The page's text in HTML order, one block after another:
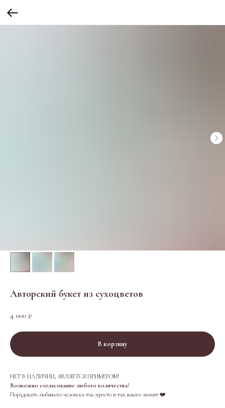
Авторский букет из сухоцветов
4 000 ₽
В корзину
НЕТ В НАЛИЧИИ, ЯВЛЯЕТСЯ ПРИМЕРОМ!
Возможно согласование любого количества!
Порадовать любимого человека так просто и так много значит ❤️